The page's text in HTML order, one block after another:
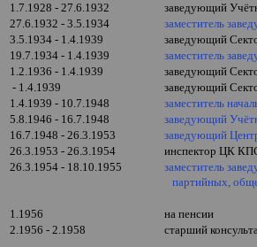
1.7.1928 - 27.6.1932
заведующий
27.6.1932 - 3.5.1934
заместитель
3.5.1934 - 1.4.1939
заведующий
19.7.1934 - 1.4.1939
заместитель
1.2.1936 - 1.4.1939
заведующий
- 1.4.1939
заведующий
1.4.1939 - 10.7.1948
заместитель
5.8.1946 - 16.7.1948
заведующий
16.7.1948 - 26.3.1953
заведующий
26.3.1953 - 26.3.1954
инспектор ЦК
26.3.1954 - 18.10.1955
заместитель
партийных,
1.1956
на пенсии
2.1956 - 2.1958
старший